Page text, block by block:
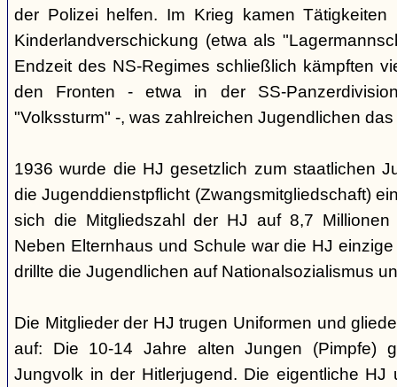
der Polizei helfen. Im Krieg kamen
Kinderlandverschickung (etwa als
Endzeit des NS-Regimes schließlich kämpften
den Fronten - etwa in der SS-
"Volkssturm" -, was zahlreichen Jugendlichen
1936 wurde die HJ gesetzlich zum staatlichen
die Jugenddienstpflicht (Zwangsmitgliedschaft)
sich die Mitgliedszahl der HJ auf 8,7 Millionen
Neben Elternhaus und Schule war die HJ
drillte die Jugendlichen auf Nationalsozialismus
Die Mitglieder der HJ trugen Uniformen und
auf: Die 10-14 Jahre alten Jungen (Pimpfe)
Jungvolk in der Hitlerjugend. Die eigentliche HJ